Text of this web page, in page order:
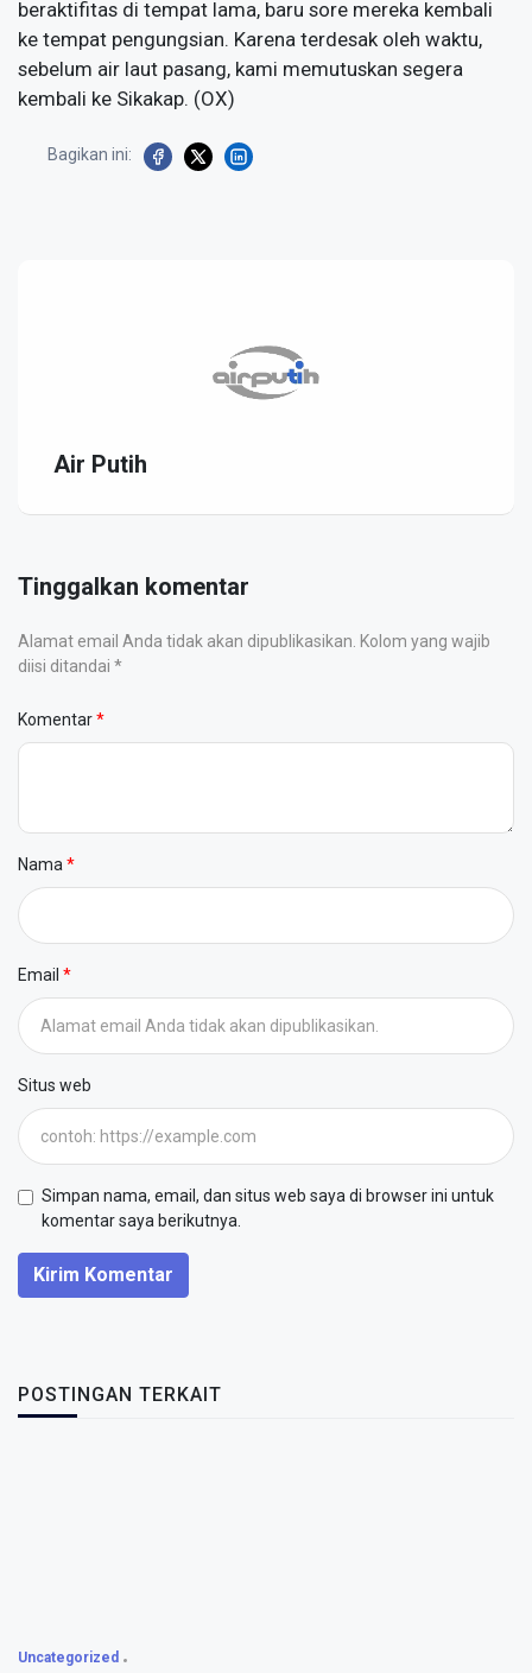
beraktifitas di tempat lama, baru sore mereka kembali
ke tempat pengungsian. Karena terdesak oleh waktu,
sebelum air laut pasang, kami memutuskan segera
kembali ke Sikakap. (OX)
Bagikan ini:
Air Putih
Tinggalkan komentar
Alamat email Anda tidak akan dipublikasikan. Kolom yang wajib
diisi ditandai *
Komentar
Nama
Email
Situs web
Simpan nama, email, dan situs web saya di browser ini untuk
komentar saya berikutnya.
Kirim Komentar
POSTINGAN TERKAIT
Uncategorized